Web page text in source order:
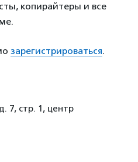
копирайтеры и все
зарегистрироваться.
7, стр. 1, центр